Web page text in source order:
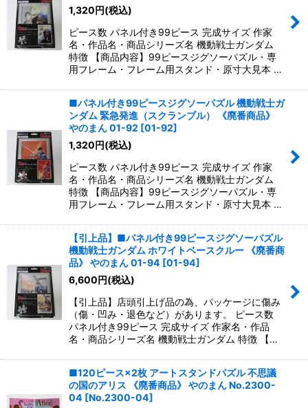
1,320円(税込)
ピース数 パネル付き99ピース 完成サイズ 作家
名・作品名・商品シリーズ名 機動戦士ガンダム
特徴 【商品内容】99ピースジグソーパズル・専
用フレーム・フレーム用スタンド・原寸大見本 …
■パネル付き99ピースジグソーパズル 機動戦士ガ
ンダム 緊急発進（スクランブル） 《廃番商品》
やのまん 01-92 [01-92]
1,320円(税込)
ピース数 パネル付き99ピース 完成サイズ 作家
名・作品名・商品シリーズ名 機動戦士ガンダム
特徴 【商品内容】99ピースジグソーパズル・専
用フレーム・フレーム用スタンド・原寸大見本 …
【引上品】■パネル付き99ピースジグソーパズル
機動戦士ガンダム ホワイトベースクルー 《廃番商
品》 やのまん 01-94 [01-94]
6,600円(税込)
【引上品】店頭引上げ品の為、パッケージに傷み
（傷・凹み・退色など）があります。 ピース数
パネル付き99ピース 完成サイズ 作家名・作品
名・商品シリーズ名 機動戦士ガンダム 特徴 【…
■120ピース×2枚 アートスタンドパズル 不思議
の国のアリス 《廃番商品》 やのまん No.2300-
04 [No.2300-04]